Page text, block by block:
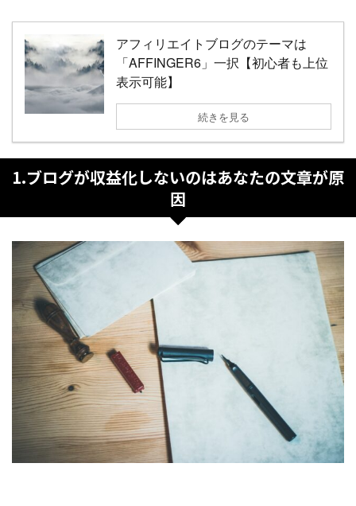
アフィリエイトブログのテーマは
「AFFINGER6」一択【初心者も上位
表示可能】
続きを見る
1.ブログが収益化しないのはあなたの文章が原
因